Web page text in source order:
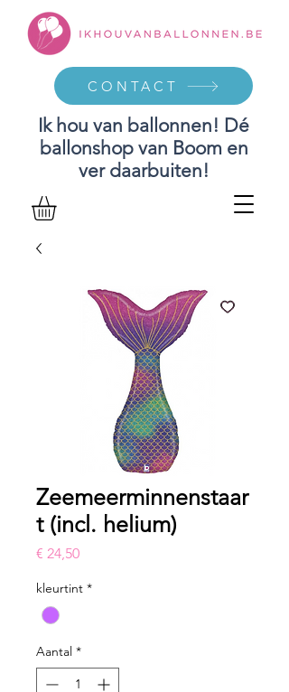
Ik hou van ballonnen! Dé
ballonshop van Boom en
ver daarbuiten!
CONTACT
Zeemeerminnenstaar
t (incl. helium)
€ 24,50Prijs
kleurtint *
Aantal *